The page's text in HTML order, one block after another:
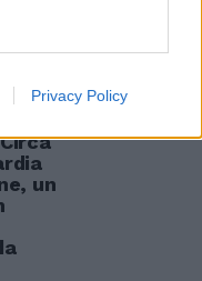
Privacy Policy
un